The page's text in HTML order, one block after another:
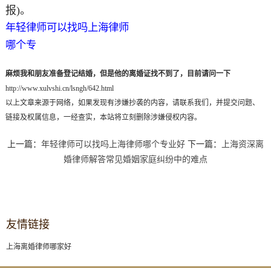
报)。
年轻律师可以找吗上海律师
哪个专
麻烦我和朋友准备登记结婚，但是他的离婚证找不到了，目前请问一下
http://www.xulvshi.cn/lsngh/642.html
以上文章来源于网络，如果发现有涉嫌抄袭的内容，请联系我们，并提交问题、
链接及权属信息，一经查实，本站将立刻删除涉嫌侵权内容。
上一篇： 年轻律师可以找吗上海律师哪个专业好下一篇：
上海资深离
婚律师解答常见婚姻家庭纠纷中的难点
友情链接
上海离婚律师哪家好